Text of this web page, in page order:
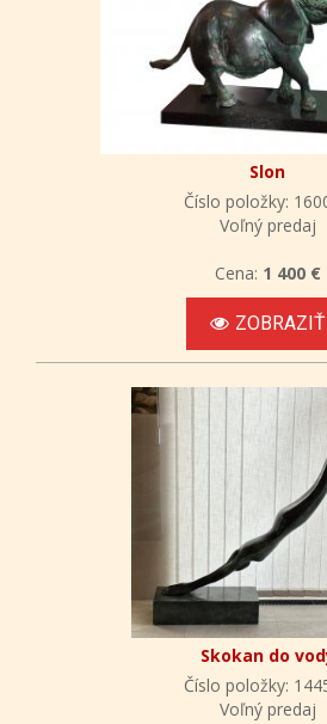
Slon
Číslo položky:
Voľný predaj
Cena: 1 400 €
ZOBRAZIŤ
Skokan do
Číslo položky:
Voľný predaj